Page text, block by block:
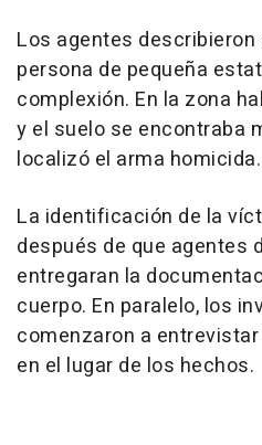
Los agentes
persona de pequeña
complexión. En la zona
y el suelo se encontraba
localizó el arma homicida.
La identificación de la
después de que agentes
entregaran la
cuerpo. En paralelo, los
comenzaron a
en el lugar de los hechos.